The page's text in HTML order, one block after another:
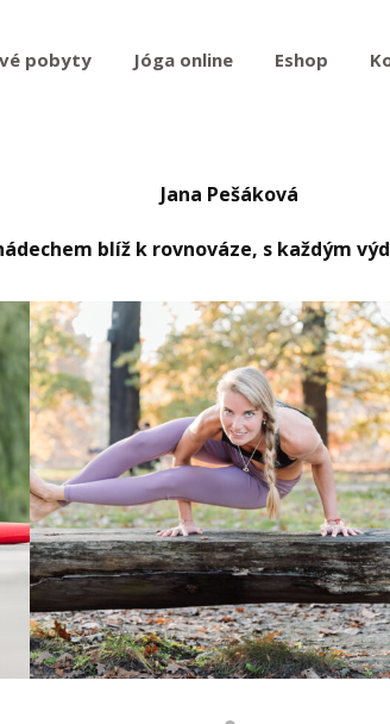
pobyty Jóga online Eshop
Jana Pešáková
blíž k rovnováze, s každým